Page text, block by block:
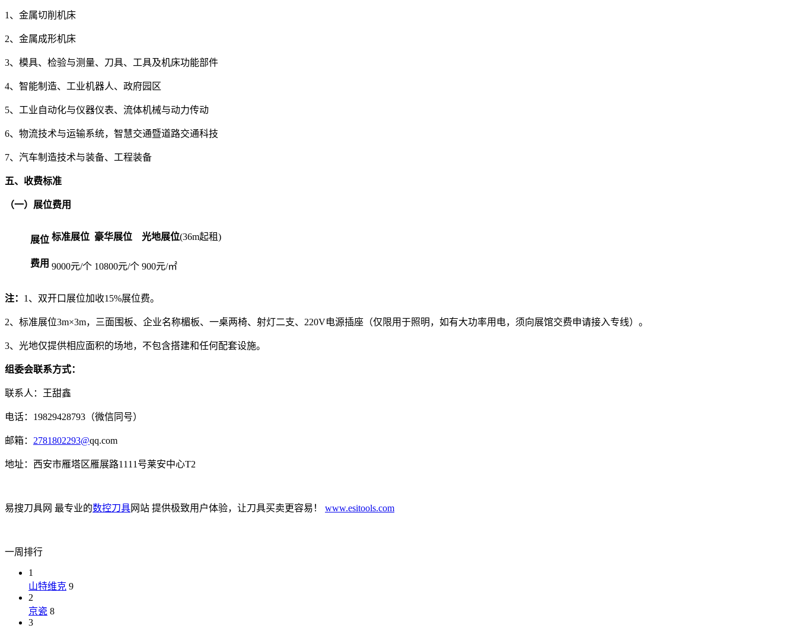
1、金属切削机床
2、金属成形机床
3、模具、检验与测量、刀具、工具及机床功能部件
4、智能制造、工业机器人、政府园区
5、工业自动化与仪器仪表、流体机械与动力传动
6、物流技术与运输系统，智慧交通暨道路交通科技
7、汽车制造技术与装备、工程装备
五、收费标准
（一）展位费用
展位
费用
标准展位 豪华展位 光地展位(36m起租)
9000元/个 10800元/个 900元/㎡
注： 1、双开口展位加收15%展位费。
2、标准展位3m×3m，三面围板、企业名称楣板、一桌两椅、射灯二支、220V电源插座（仅限用于照明，如有大功率用电，须向展馆交费申请接入专线）。
3、光地仅提供相应面积的场地，不包含搭建和任何配套设施。
组委会联系方式：
联系人：王甜鑫
电话：19829428793（微信同号）
邮箱： 2781802293@qq.com
地址：西安市雁塔区雁展路1111号莱安中心T2
易搜刀具网 最专业的数控刀具网站 提供极致用户体验，让刀具买卖更容易！ www.esitools.com
一周排行
1
山特维克 9
2
京瓷 8
3